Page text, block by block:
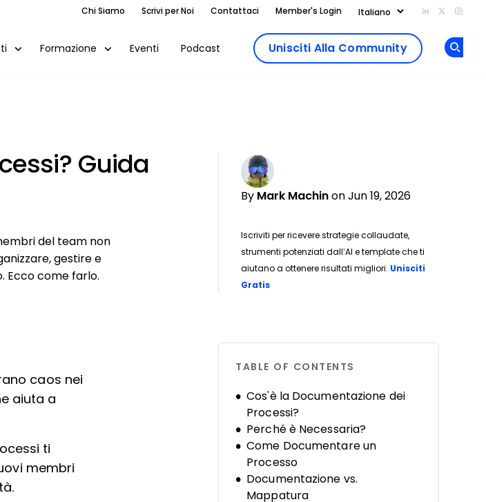
Chi Siamo Scrivi per Noi Contattaci Member's Login Add us on
Follow
Formazione Eventi Podcast Unisciti Alla Community
Guida
By Mark Machin on Jun 19, 2026
Iscriviti per ricevere strategie collaudate,
strumenti potenziati dall’AI e template che ti
aiutano a ottenere risultati migliori. Unisciti
GratisOpens new window
del team non
gestire e
Ecco come farlo.
caos nei
aiuta a
ti
membri
TABLE OF CONTENTS
Cos'è la Documentazione dei
Processi?
Perché è Necessaria?
Come Documentare un
Processo
Documentazione vs.
Mappatura